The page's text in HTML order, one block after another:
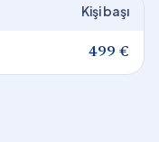
Kişi başı
499 €